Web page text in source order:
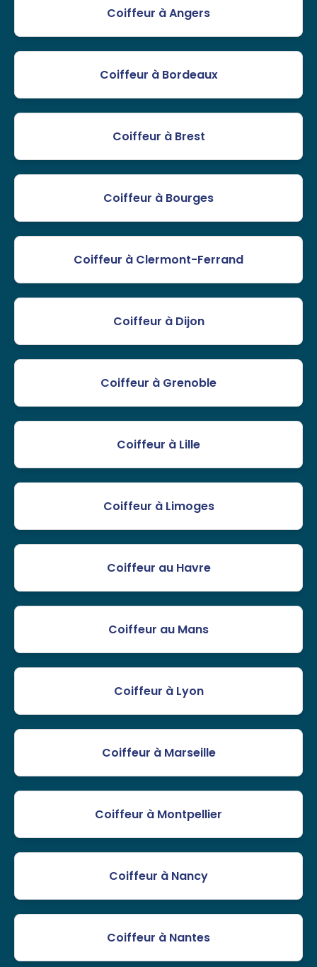
Coiffeur à Angers
Coiffeur à Bordeaux
Coiffeur à Brest
Coiffeur à Bourges
Coiffeur à Clermont-Ferrand
Coiffeur à Dijon
Coiffeur à Grenoble
Coiffeur à Lille
Coiffeur à Limoges
Coiffeur au Havre
Coiffeur au Mans
Coiffeur à Lyon
Coiffeur à Marseille
Coiffeur à Montpellier
Coiffeur à Nancy
Coiffeur à Nantes